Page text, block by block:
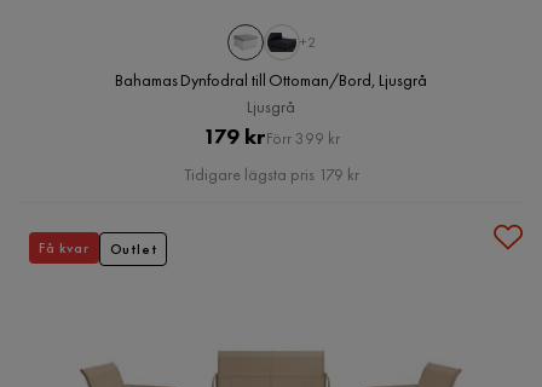
+2
Bahamas Dynfodral till Ottoman/Bord, Ljusgrå
Ljusgrå
Pris
179 krOriginal
Pris
Förr 399 kr
Tidigare lägsta pris 179 kr
Få kvar Outlet